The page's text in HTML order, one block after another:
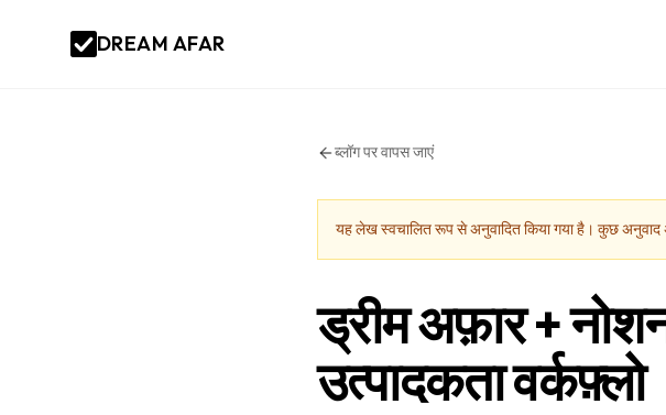
DREAM AFAR
ब्लॉग पर वापस जाएं
यह लेख स्वचालित रूप से अनुवादित किया गया है। कुछ अनुवाद
ड्रीम अफ़ार +
उत्पादकता वर्कफ़्लो